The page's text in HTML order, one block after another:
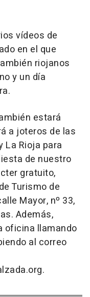
vídeos de
en el que
riojanos
y un día
estará
a joteros de las
La Rioja para
de nuestro
gratuito,
Turismo de
Mayor, nº 33,
Además,
oficina llamando
al correo